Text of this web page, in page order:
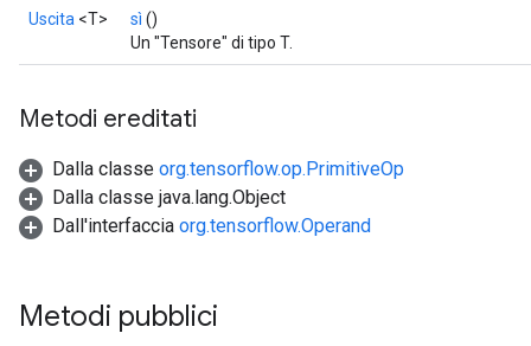
Uscita <T> sì ()
Un "Tensore" di tipo T.
Metodi ereditati
Dalla classe org.tensorflow.op.PrimitiveOp
Dalla classe java.lang.Object
Dall'interfaccia org.tensorflow.Operand
Metodi pubblici